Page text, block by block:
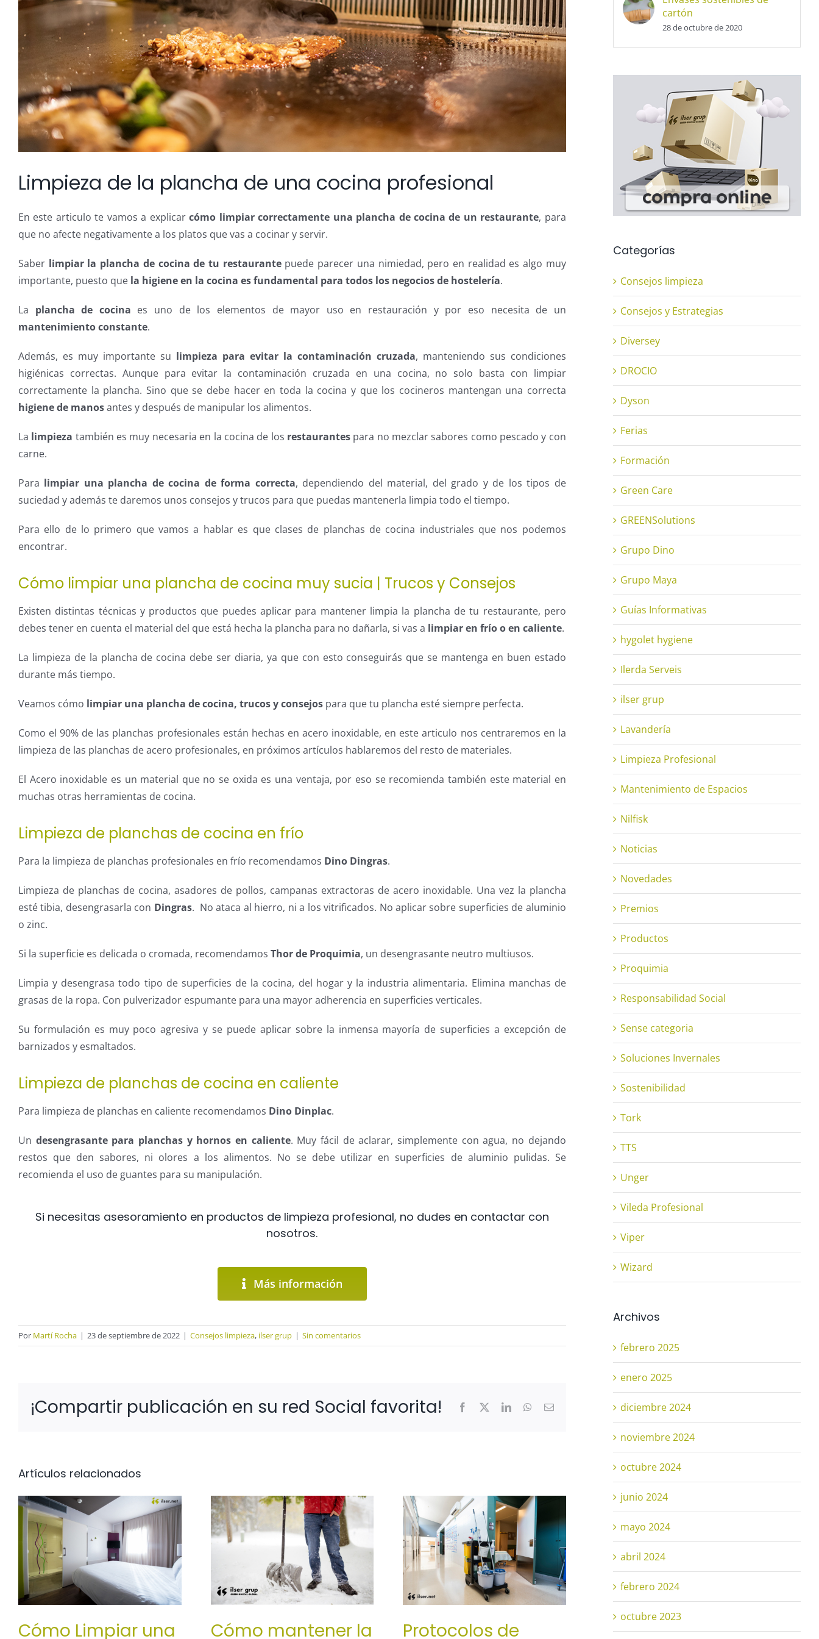
Limpieza de la plancha de una cocina profesional
En este articulo te vamos a explicarcómo limpiar correctamente una plancha de cocina de un restaurante, para
que no afecte negativamente a los platos que vas a cocinar y servir.
Saber limpiar la plancha de cocina de tu restaurantepuede parecer una nimiedad, pero en realidad es algo muy
importante, puesto que la higiene en la cocina es fundamental para todos los negocios de hostelería.
La plancha de cocina es uno de los elementos de mayor uso en restauración y por eso necesita de un
mantenimiento constante.
Además, es muy importante su limpieza para evitar la contaminación cruzada, manteniendo sus condiciones
higiénicas correctas. Aunque para evitar la contaminación cruzada en una cocina, no solo basta con limpiar
correctamente la plancha. Sino que se debe hacer en toda la cocina y que los cocineros mantengan una correcta
higiene de manosantes y después de manipular los alimentos.
La limpieza también es muy necesaria en la cocina de los restaurantespara no mezclar sabores como pescado y con
carne.
Para limpiar una plancha de cocina de forma correcta, dependiendo del material, del grado y de los tipos de
suciedad y además te daremos unos consejos y trucos para que puedas mantenerla limpia todo el tiempo.
Para ello de lo primero que vamos a hablar es que clases de planchas de cocina industriales que nos podemos
encontrar.
Cómo limpiar una plancha de cocina muy sucia | Trucos y Consejos
Existen distintas técnicas y productos que puedes aplicar para mantener limpia la plancha de tu restaurante, pero
debes tener en cuenta el material del que está hecha la plancha para no dañarla, si vas a limpiar en frío o en caliente.
La limpieza de la plancha de cocina debe ser diaria, ya que con esto conseguirás que se mantenga en buen estado
durante más tiempo.
Veamos cómo limpiar una plancha de cocina, trucos y consejospara que tu plancha esté siempre perfecta.
Como el 90% de las planchas profesionales están hechas en acero inoxidable, en este articulo nos centraremos en la
limpieza de las planchas de acero profesionales, en próximos artículos hablaremos del resto de materiales.
El Acero inoxidable es un material que no se oxida es una ventaja, por eso se recomienda también este material en
muchas otras herramientas de cocina.
Limpieza de planchas de cocina en frío
Para la limpieza de planchas profesionales en frío recomendamos Dino Dingras.
Limpieza de planchas de cocina, asadores de pollos, campanas extractoras de acero inoxidable. Una vez la plancha
esté tibia, desengrasarla con Dingras. No ataca al hierro, ni a los vitrificados. No aplicar sobre superficies de aluminio
o zinc.
Si la superficie es delicada o cromada, recomendamos Thor de Proquimia, un desengrasante neutro multiusos.
Limpia y desengrasa todo tipo de superficies de la cocina, del hogar y la industria alimentaria. Elimina manchas de
grasas de la ropa. Con pulverizador espumante para una mayor adherencia en superficies verticales.
Su formulación es muy poco agresiva y se puede aplicar sobre la inmensa mayoría de superficies a excepción de
barnizados y esmaltados.
Limpieza de planchas de cocina en caliente
Para limpieza de planchas en caliente recomendamos Dino Dinplac.
Un desengrasante para planchas y hornos en caliente. Muy fácil de aclarar, simplemente con agua, no dejando
restos que den sabores, ni olores a los alimentos. No se debe utilizar en superficies de aluminio pulidas. Se
recomienda el uso de guantes para su manipulación.
Si necesitas asesoramiento en productos de limpieza profesional, no dudes en contactar con
nosotros.
Más información
Por Martí Rocha | 23 de septiembre de 2022 | Consejos limpieza, ilser grup | Sin comentarios
¡Compartir publicación en su red Social favorita! Facebook
X LinkedInWhatsApp
Correo
Artículos relacionados
Cómo Limpiar una Cómo mantener la Protocolos de La Digitalización
cartón
28 de octubre de 2020
Categorías
Consejos limpieza
Consejos y Estrategias
Diversey
DROCIO
Dyson
Ferias
Formación
Green Care
GREENSolutions
Grupo Dino
Grupo Maya
Guías Informativas
hygolet hygiene
Ilerda Serveis
ilser grup
Lavandería
Limpieza Profesional
Mantenimiento de Espacios
Nilfisk
Noticias
Novedades
Premios
Productos
Proquimia
Responsabilidad Social
Sense categoria
Soluciones Invernales
Sostenibilidad
Tork
TTS
Unger
Vileda Profesional
Viper
Wizard
Archivos
febrero 2025
enero 2025
diciembre 2024
noviembre 2024
octubre 2024
junio 2024
mayo 2024
abril 2024
febrero 2024
octubre 2023